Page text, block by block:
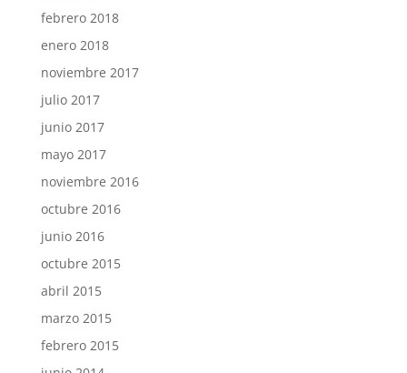
febrero 2018
enero 2018
noviembre 2017
julio 2017
junio 2017
mayo 2017
noviembre 2016
octubre 2016
junio 2016
octubre 2015
abril 2015
marzo 2015
febrero 2015